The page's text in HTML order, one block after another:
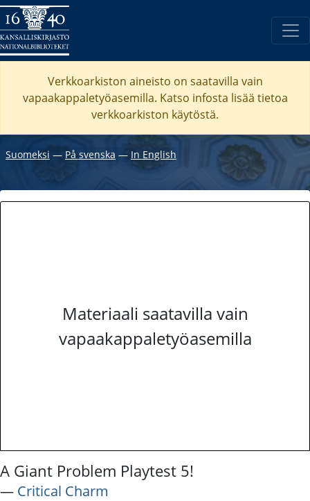
Verkkoarkiston aineisto on saatavilla vain
vapaakappaletyöasemilla. Katso infosta lisää tietoa
verkkoarkiston käytöstä.
Suomeksi ― På svenska ― In English
Materiaali saatavilla vain
vapaakappaletyöasemilla
A Giant Problem Playtest 5!
― Critical Charm